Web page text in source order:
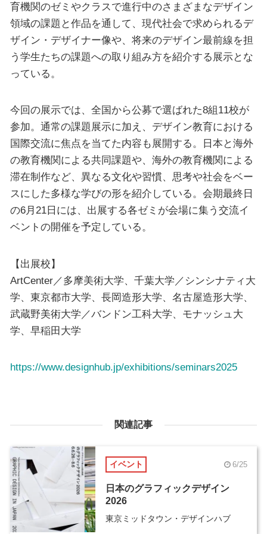
育機関のゼミやクラスで進行中のさまざまなデザイン
領域の課題と作品を通して、現代社会で求められるデ
ザイン・デザイナー像や、将来のデザイン最前線を担
う学生たちの課題への取り組み方を紹介する展示とな
っている。
今回の展示では、全国から公募で選ばれた8組11校が
参加。通常の課題展示に加え、デザイン教育における
国際交流に焦点を当てた内容も展開する。日本と海外
の教育機関による共同課題や、海外の教育機関による
滞在制作など、異なる文化や習慣、思考や社会をベー
スにした多様な学びの形を紹介している。会期最終日
の6月21日には、出展する各ゼミが会場に集う交流イ
ベントの開催を予定している。
【出展校】
ArtCenter／多摩美術大学、千葉大学／シンシナティ大
学、東京都市大学、長岡造形大学、名古屋造形大学、
武蔵野美術大学／バンドン工科大学、モナッシュ大
学、早稲田大学
https://www.designhub.jp/exhibitions/seminars2025
関連記事
イベント 6/25
日本のグラフィックデザイン
2026
東京ミッドタウン・デザインハブ